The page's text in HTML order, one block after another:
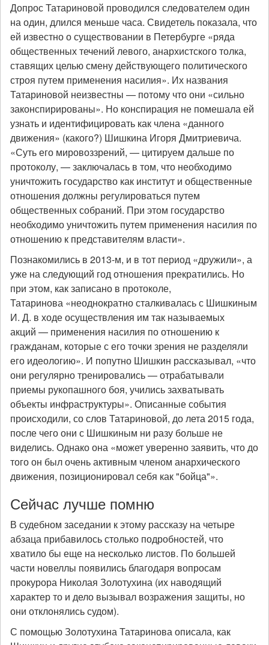
Допрос Татариновой проводился следователем один
на один, длился меньше часа. Свидетель показала, что
ей известно о существовании в Петербурге «ряда
общественных течений левого, анархистского толка,
ставящих целью смену действующего политического
строя путем применения насилия». Их названия
Татариновой неизвестны — потому что они «сильно
законспирированы». Но конспирация не помешала ей
узнать и идентифицировать как члена «данного
движения» (какого?) Шишкина Игоря Дмитриевича.
«Суть его мировоззрений, — цитируем дальше по
протоколу, — заключалась в том, что необходимо
уничтожить государство как институт и общественные
отношения должны регулироваться путем
общественных собраний. При этом государство
необходимо уничтожить путем применения насилия по
отношению к представителям власти».
Познакомились в 2013-м, и в тот период «дружили», а
уже на следующий год отношения прекратились. Но
при этом, как записано в протоколе,
Татаринова «неоднократно сталкивалась с Шишкиным
И. Д. в ходе осуществления им так называемых
акций — применения насилия по отношению к
гражданам, которые с его точки зрения не разделяли
его идеологию». И попутно Шишкин рассказывал, «что
они регулярно тренировались — отрабатывали
приемы рукопашного боя, учились захватывать
объекты инфраструктуры». Описанные события
происходили, со слов Татариновой, до лета 2015 года,
после чего они с Шишкиным ни разу больше не
виделись. Однако она «может уверенно заявить, что до
того он был очень активным членом анархического
движения, позиционировал себя как "бойца"».
Сейчас лучше помню
В судебном заседании к этому рассказу на четыре
абзаца прибавилось столько подробностей, что
хватило бы еще на несколько листов. По большей
части новеллы появились благодаря вопросам
прокурора Николая Золотухина (их наводящий
характер то и дело вызывал возражения защиты, но
они отклонялись судом).
С помощью Золотухина Татаринова описала, как